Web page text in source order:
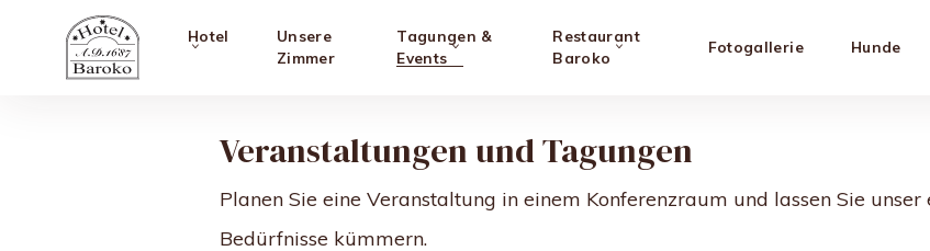
Hotel
Unsere
Zimmer
Tagungen &
Events
Restaurant
Baroko
Fotogallerie Hunde
Veranstaltungen und Tagungen
Planen Sie eine Veranstaltung in einem Konferenzraum und lassen Sie
Bedürfnisse kümmern.